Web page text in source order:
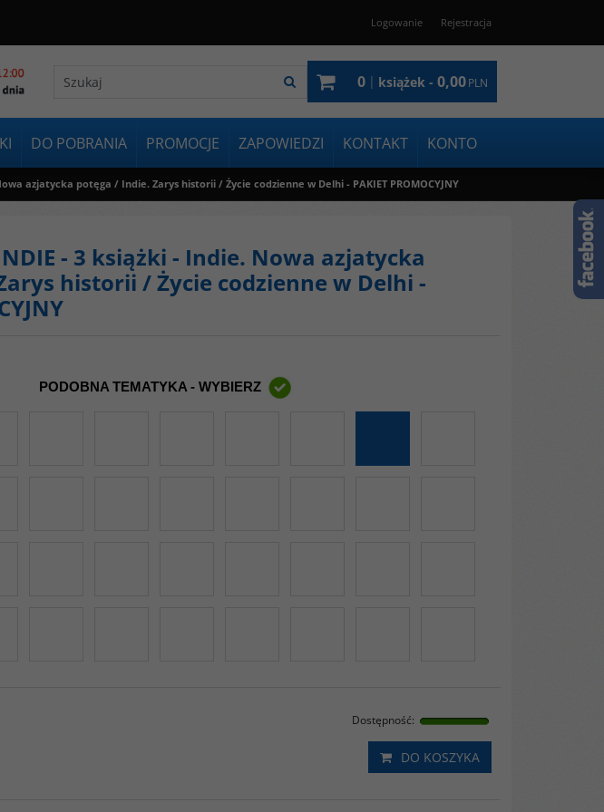
Logowanie Rejestracja
0 | książek - 0,00PLN
DO POBRANIA PROMOCJE ZAPOWIEDZI KONTAKT KONTO
azjatycka potęga / Indie. Zarys historii / Życie codzienne w Delhi - PAKIET PROMOCYJNY
INDIE - 3 książki - Indie. Nowa azjatycka
historii / Życie codzienne w Delhi -
PODOBNA TEMATYKA - WYBIERZ
Dostępność:
DO KOSZYKA